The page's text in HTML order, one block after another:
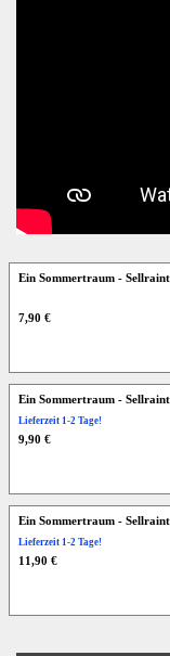
Ein Sommertraum -
7,90 €
Ein Sommertraum -
Lieferzeit 1-2 Tage!
9,90 €
Ein Sommertraum -
Lieferzeit 1-2 Tage!
11,90 €